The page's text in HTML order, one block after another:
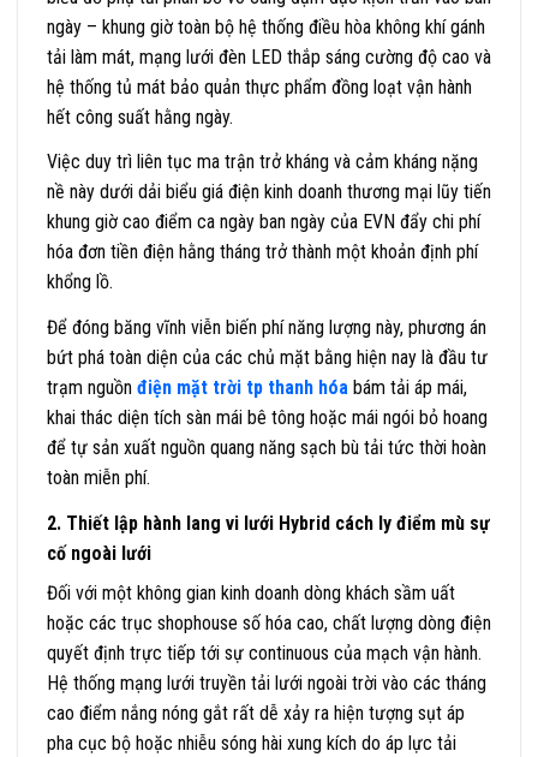
ngày – khung giờ toàn bộ hệ thống điều hòa không khí gánh
tải làm mát, mạng lưới đèn LED thắp sáng cường độ cao và
hệ thống tủ mát bảo quản thực phẩm đồng loạt vận hành
hết công suất hằng ngày.
Việc duy trì liên tục ma trận trở kháng và cảm kháng nặng
nề này dưới dải biểu giá điện kinh doanh thương mại lũy tiến
khung giờ cao điểm ca ngày ban ngày của EVN đẩy chi phí
hóa đơn tiền điện hằng tháng trở thành một khoản định phí
khổng lồ.
Để đóng băng vĩnh viễn biến phí năng lượng này, phương án
bứt phá toàn diện của các chủ mặt bằng hiện nay là đầu tư
trạm nguồn điện mặt trời tp thanh hóa bám tải áp mái,
khai thác diện tích sàn mái bê tông hoặc mái ngói bỏ hoang
để tự sản xuất nguồn quang năng sạch bù tải tức thời hoàn
toàn miễn phí.
2. Thiết lập hành lang vi lưới Hybrid cách ly điểm mù sự
cố ngoài lưới
Đối với một không gian kinh doanh dòng khách sầm uất
hoặc các trục shophouse số hóa cao, chất lượng dòng điện
quyết định trực tiếp tới sự continuous của mạch vận hành.
Hệ thống mạng lưới truyền tải lưới ngoài trời vào các tháng
cao điểm nắng nóng gắt rất dễ xảy ra hiện tượng sụt áp
pha cục bộ hoặc nhiễu sóng hài xung kích do áp lực tải